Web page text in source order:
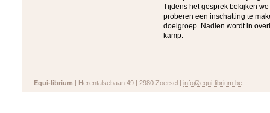
Tijdens het gesprek bekijken
proberen een inschatting te
doelgroep. Nadien wordt in
kamp.
Equi-librium | Herentalsebaan 49 | 2980 Zoersel | info@equi-librium.be